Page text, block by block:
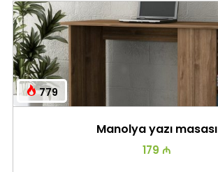
779
Manolya yazı masası
179 ₼